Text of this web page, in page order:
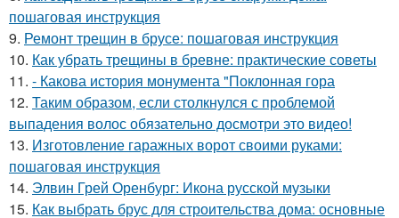
пошаговая инструкция
9. Ремонт трещин в брусе: пошаговая инструкция
10. Как убрать трещины в бревне: практические советы
11. - Какова история монумента "Поклонная гора
12. Таким образом, если столкнулся с проблемой
выпадения волос обязательно досмотри это видео!
13. Изготовление гаражных ворот своими руками:
пошаговая инструкция
14. Элвин Грей Оренбург: Икона русской музыки
15. Как выбрать брус для строительства дома: основные